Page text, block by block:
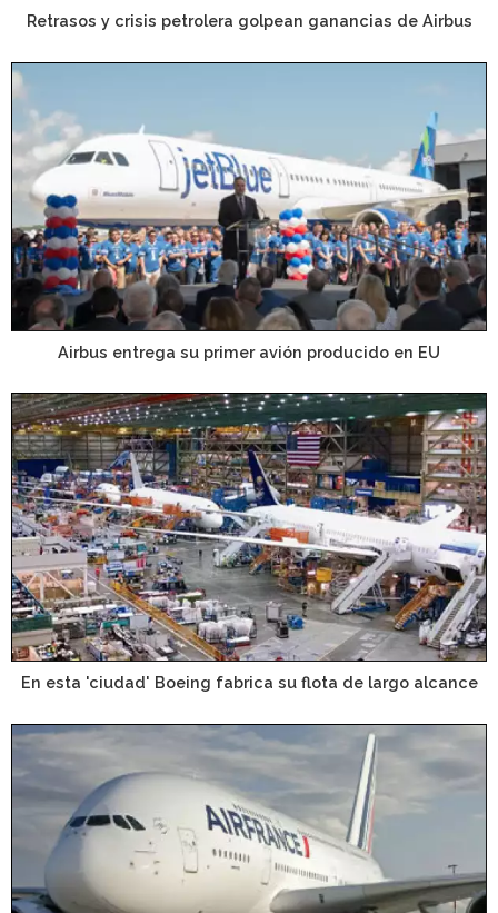
Retrasos y crisis petrolera golpean ganancias de Airbus
Airbus entrega su primer avión producido en EU
En esta 'ciudad' Boeing fabrica su flota de largo alcance